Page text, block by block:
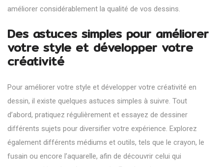
améliorer considérablement la qualité de vos dessins.
Des astuces simples pour améliorer
votre style et développer votre
créativité
Pour améliorer votre style et développer votre créativité en
dessin, il existe quelques astuces simples à suivre. Tout
d’abord, pratiquez régulièrement et essayez de dessiner
différents sujets pour diversifier votre expérience. Explorez
également différents médiums et outils, tels que le crayon, le
fusain ou encore l’aquarelle, afin de découvrir celui qui